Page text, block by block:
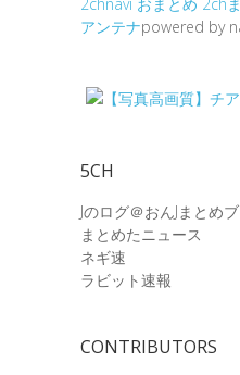
アンテナpowered by
5CH
Jのログ＠おんJまとめ
まとめたニュース
ネギ速
ラビット速報
CONTRIBUTORS